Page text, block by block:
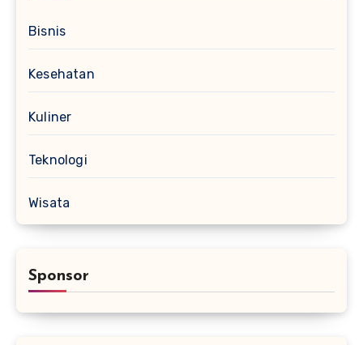
Bisnis
Kesehatan
Kuliner
Teknologi
Wisata
Sponsor